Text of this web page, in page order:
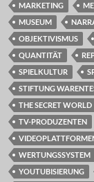
MARKETING
MUSEUM
OBJEKTIVISMUS
QUANTITÄT
SPIELKULTUR
STIFTUNG
THE SECRET WORLD
TV-PRODUZENTEN
WERTUNGSSYSTEM
YOUTUBISIERUNG